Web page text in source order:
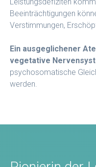
Beeinträchtigungen
Verstimmungen,
Ein ausgeglichener
vegetative
psychosomatische
werden.